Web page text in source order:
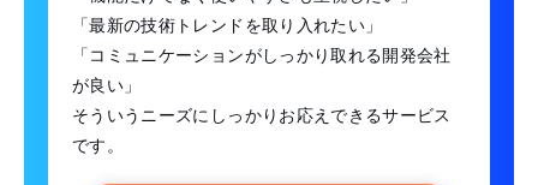
「最新の技術トレンドを取り入れたい」
「コミュニケーションがしっかり取れる開発会社
が良い」
そういうニーズにしっかりお応えできるサービス
です。